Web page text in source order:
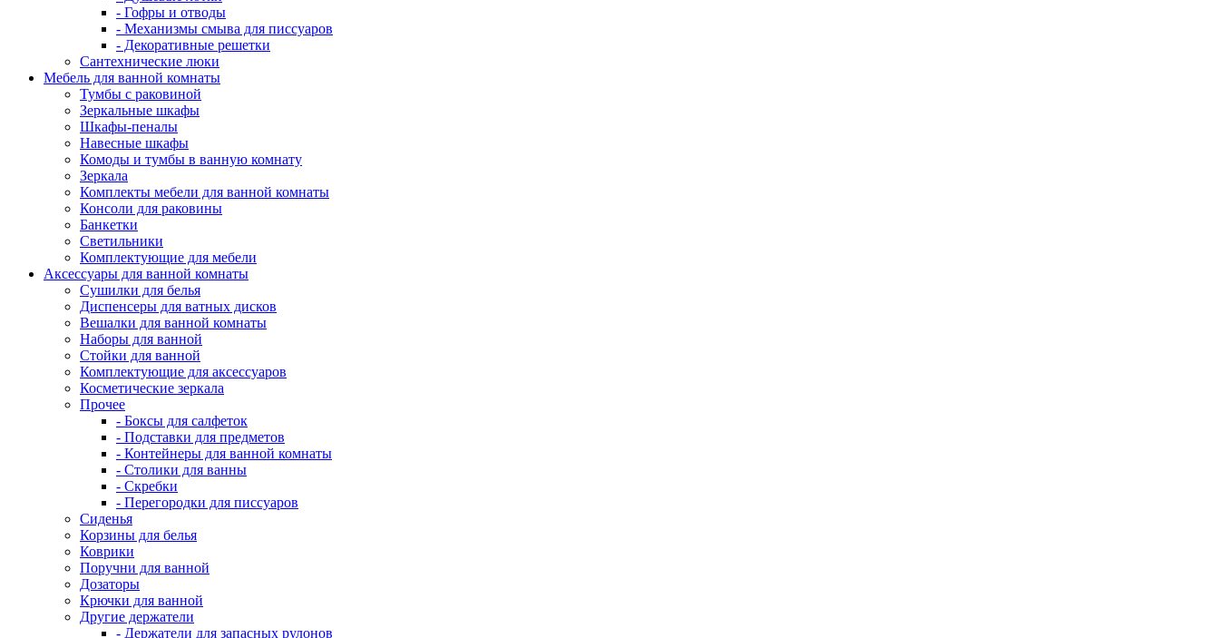
- Гофры и отводы
- Механизмы смыва для писсуаров
- Декоративные решетки
Сантехнические люки
Мебель для ванной комнаты
Тумбы с раковиной
Зеркальные шкафы
Шкафы-пеналы
Навесные шкафы
Комоды и тумбы в ванную комнату
Зеркала
Комплекты мебели для ванной комнаты
Консоли для раковины
Банкетки
Светильники
Комплектующие для мебели
Аксессуары для ванной комнаты
Сушилки для белья
Диспенсеры для ватных дисков
Вешалки для ванной комнаты
Наборы для ванной
Стойки для ванной
Комплектующие для аксессуаров
Косметические зеркала
Прочее
- Боксы для салфеток
- Подставки для предметов
- Контейнеры для ванной комнаты
- Столики для ванны
- Скребки
- Перегородки для писсуаров
Сиденья
Корзины для белья
Коврики
Поручни для ванной
Дозаторы
Крючки для ванной
Другие держатели
- Держатели для запасных рулонов